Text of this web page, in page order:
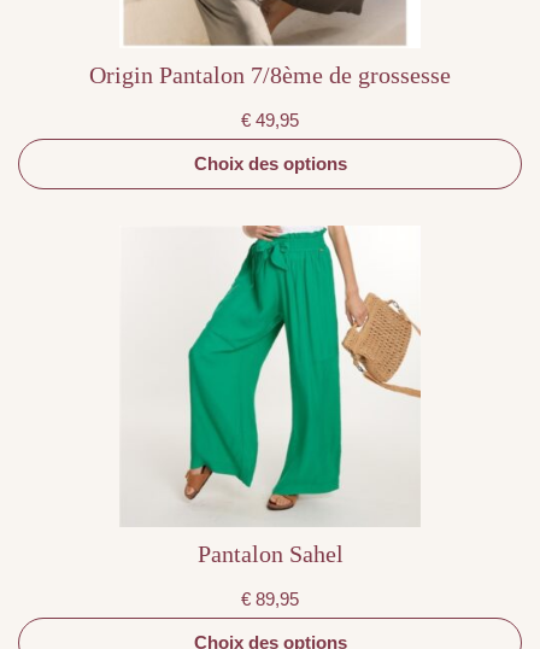
Origin Pantalon 7/8ème de grossesse
€ 49,95
Choix des options
produit
Pantalon Sahel
€ 89,95
Choix des options
Ce
produit
a
plusieurs
Les
options
peuvent
être
choisies
page
du
produit